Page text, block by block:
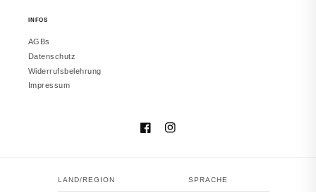
INFOS
AGBs
Datenschutz
Widerrufsbelehrung
Impressum
FacebookInstagram
LAND/REGION SPRACHE